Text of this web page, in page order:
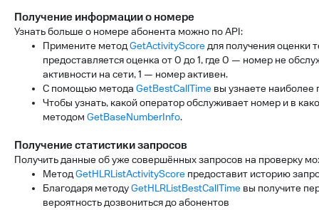
Получение информации о номере
Узнать больше о номере абонента можно по API:
Примените методGetActivityScore для получения оценки
предоставляется оценка от 0 до 1, где 0 — номер не
активности на сети, 1 — номер активен.
С помощью метода GetBestCallTime вы узнаете наиболее
Чтобы узнать, какой оператор обслуживает номер и в
методом GetBaseNumberInfo.
Получение статистики запросов
Получить данные об уже совершённых запросов на проверку
МетодGetHLRListActivityScore предоставит историю
Благодаря методуGetHLRListBestCallTime вы получите
вероятность дозвониться до абонентов